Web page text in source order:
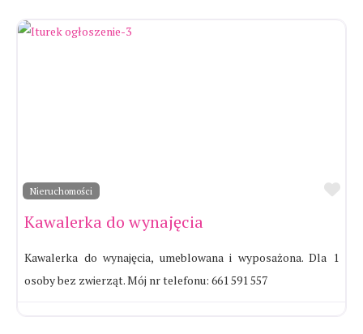
Nieruchomości
Kawalerka do wynajęcia
Kawalerka do wynajęcia, umeblowana i wyposażona. Dla 1
osoby bez zwierząt. Mój nr telefonu: 661 591 557